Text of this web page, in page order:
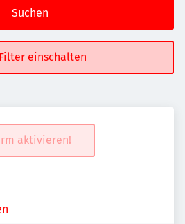
Suchen
Filter einschalten
aktivieren!